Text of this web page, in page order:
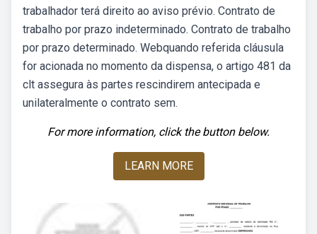
trabalhador terá direito ao aviso prévio. Contrato de
trabalho por prazo indeterminado. Contrato de trabalho
por prazo determinado. Webquando referida cláusula
for acionada no momento da dispensa, o artigo 481 da
clt assegura às partes rescindirem antecipada e
unilateralmente o contrato sem.
For more information, click the button below.
LEARN MORE